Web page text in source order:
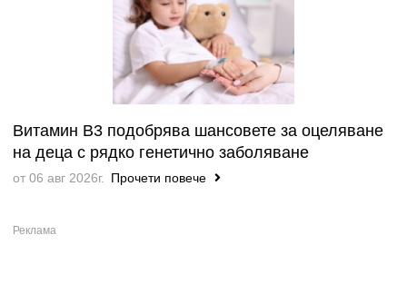
Витамин B3 подобрява шансовете за оцеляване
на деца с рядко генетично заболяване
от 06 авг 2026г. Прочети повече